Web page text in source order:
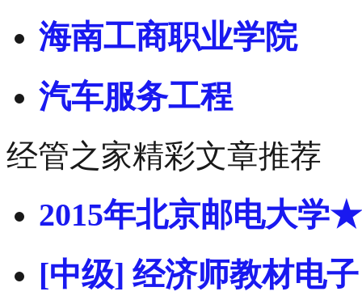
海南工商职业学院
汽车服务工程
经管之家精彩文章推荐
2015年北京邮电大学★
[中级] 经济师教材电子